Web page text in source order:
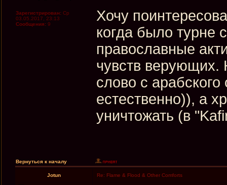
Зарегистрирован: Ср
03.05.2017, 23:13
Сообщения: 9
Хочу
когда было турне
православные
чувств верующих.
слово с
естественно)), а
уничтожать (в
Вернуться к началу
Jotun Re: Flame & Flood & Other Comforts